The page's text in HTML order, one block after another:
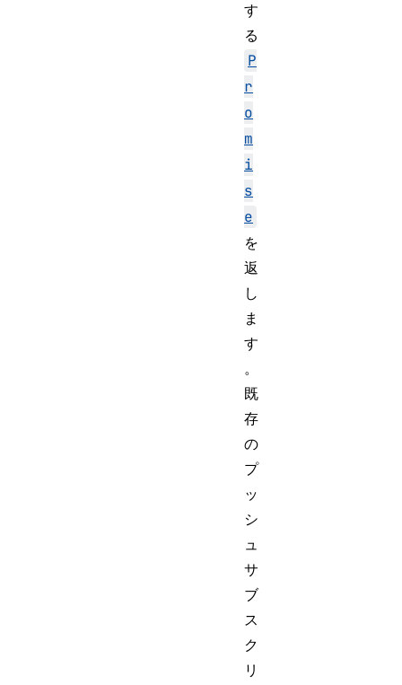
す
る
P
r
o
m
i
s
e
を
返
し
ま
す
。
既
存
の
プ
ッ
シ
ュ
サ
ブ
ス
ク
リ